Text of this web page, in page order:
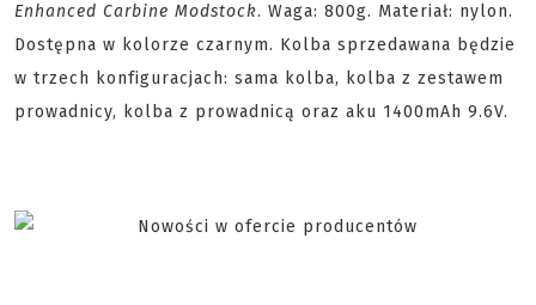
Enhanced Carbine Modstock. Waga: 800g. Materiał: nylon.
Dostępna w kolorze czarnym. Kolba sprzedawana będzie
w trzech konfiguracjach: sama kolba, kolba z zestawem
prowadnicy, kolba z prowadnicą oraz aku 1400mAh 9.6V.